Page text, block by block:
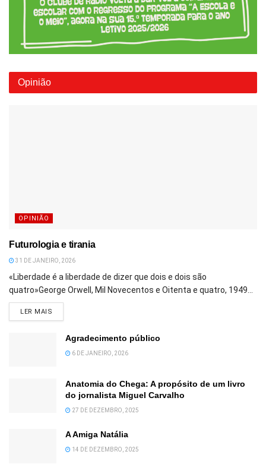
Opinião
OPINIÃO
Futurologia e tirania
31 DE JANEIRO, 2026
«Liberdade é a liberdade de dizer que dois e dois são
quatro»George Orwell, Mil Novecentos e Oitenta e quatro, 1949...
LER MAIS
Agradecimento público
6 DE JANEIRO, 2026
Anatomia do Chega: A propósito de um livro
do jornalista Miguel Carvalho
27 DE DEZEMBRO, 2025
A Amiga Natália
14 DE DEZEMBRO, 2025